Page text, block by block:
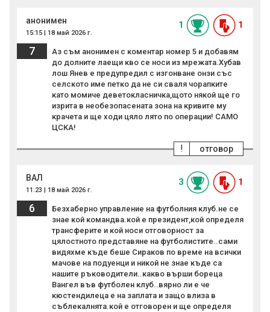
анонимен
15:15 | 18 май 2026 г.
1 1
7
Аз съм анонимен с коментар номер 5 и добавям
до долните лаещи кво се носи из мрежата.Хубав
лош Янев е предупредил с изгонване онзи със
селското име петко да не си сваля чорапките
като момиче деветокласничка,щото някой ще го
изрита в необезопасената зона на кривите му
крачета и ще ходи цяло лято по операции! САМО
ЦСКА!
отговор
!
ВАЛ
11:23 | 18 май 2026 г.
3 1
6
Безхаберно управление на футболния клуб.не се
знае кой командва.кой е президент,кой определя
трансферите и кой носи отговорност за
цялостното представяне на футболистите..сами
видяхме къде беше Сираков по време на всички
мачове на подуенци и никой не знае къде са
нашите ръководители..какво върши бореца
Вангел във футболен клуб..вярно ли е че
кюстендилеца е на заплата и защо влиза в
съблекалнята.кой е отговорен и ще определя